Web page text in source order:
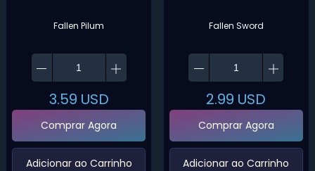
Fallen Pilum
3.59 USD
Comprar Agora
‌Adicionar ao Carrinho‌
Fallen Sword
2.99 USD
Comprar Agora
‌Adicionar ao Carrinho‌